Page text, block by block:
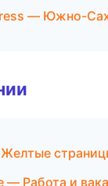
— Южно-
— Работа и